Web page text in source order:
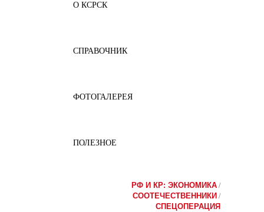
О КСРСК
СПРАВОЧНИК
ФОТОГАЛЕРЕЯ
ПОЛЕЗНОЕ
РФ И КР: ЭКОНОМИКА /
СООТЕЧЕСТВЕННИКИ /
СПЕЦОПЕРАЦИЯ